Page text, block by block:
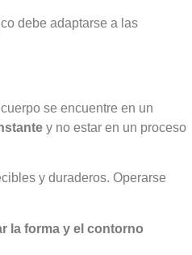
debe adaptarse a las
se encuentre en un
y no estar en un proceso
y duraderos. Operarse
la forma y el contorno